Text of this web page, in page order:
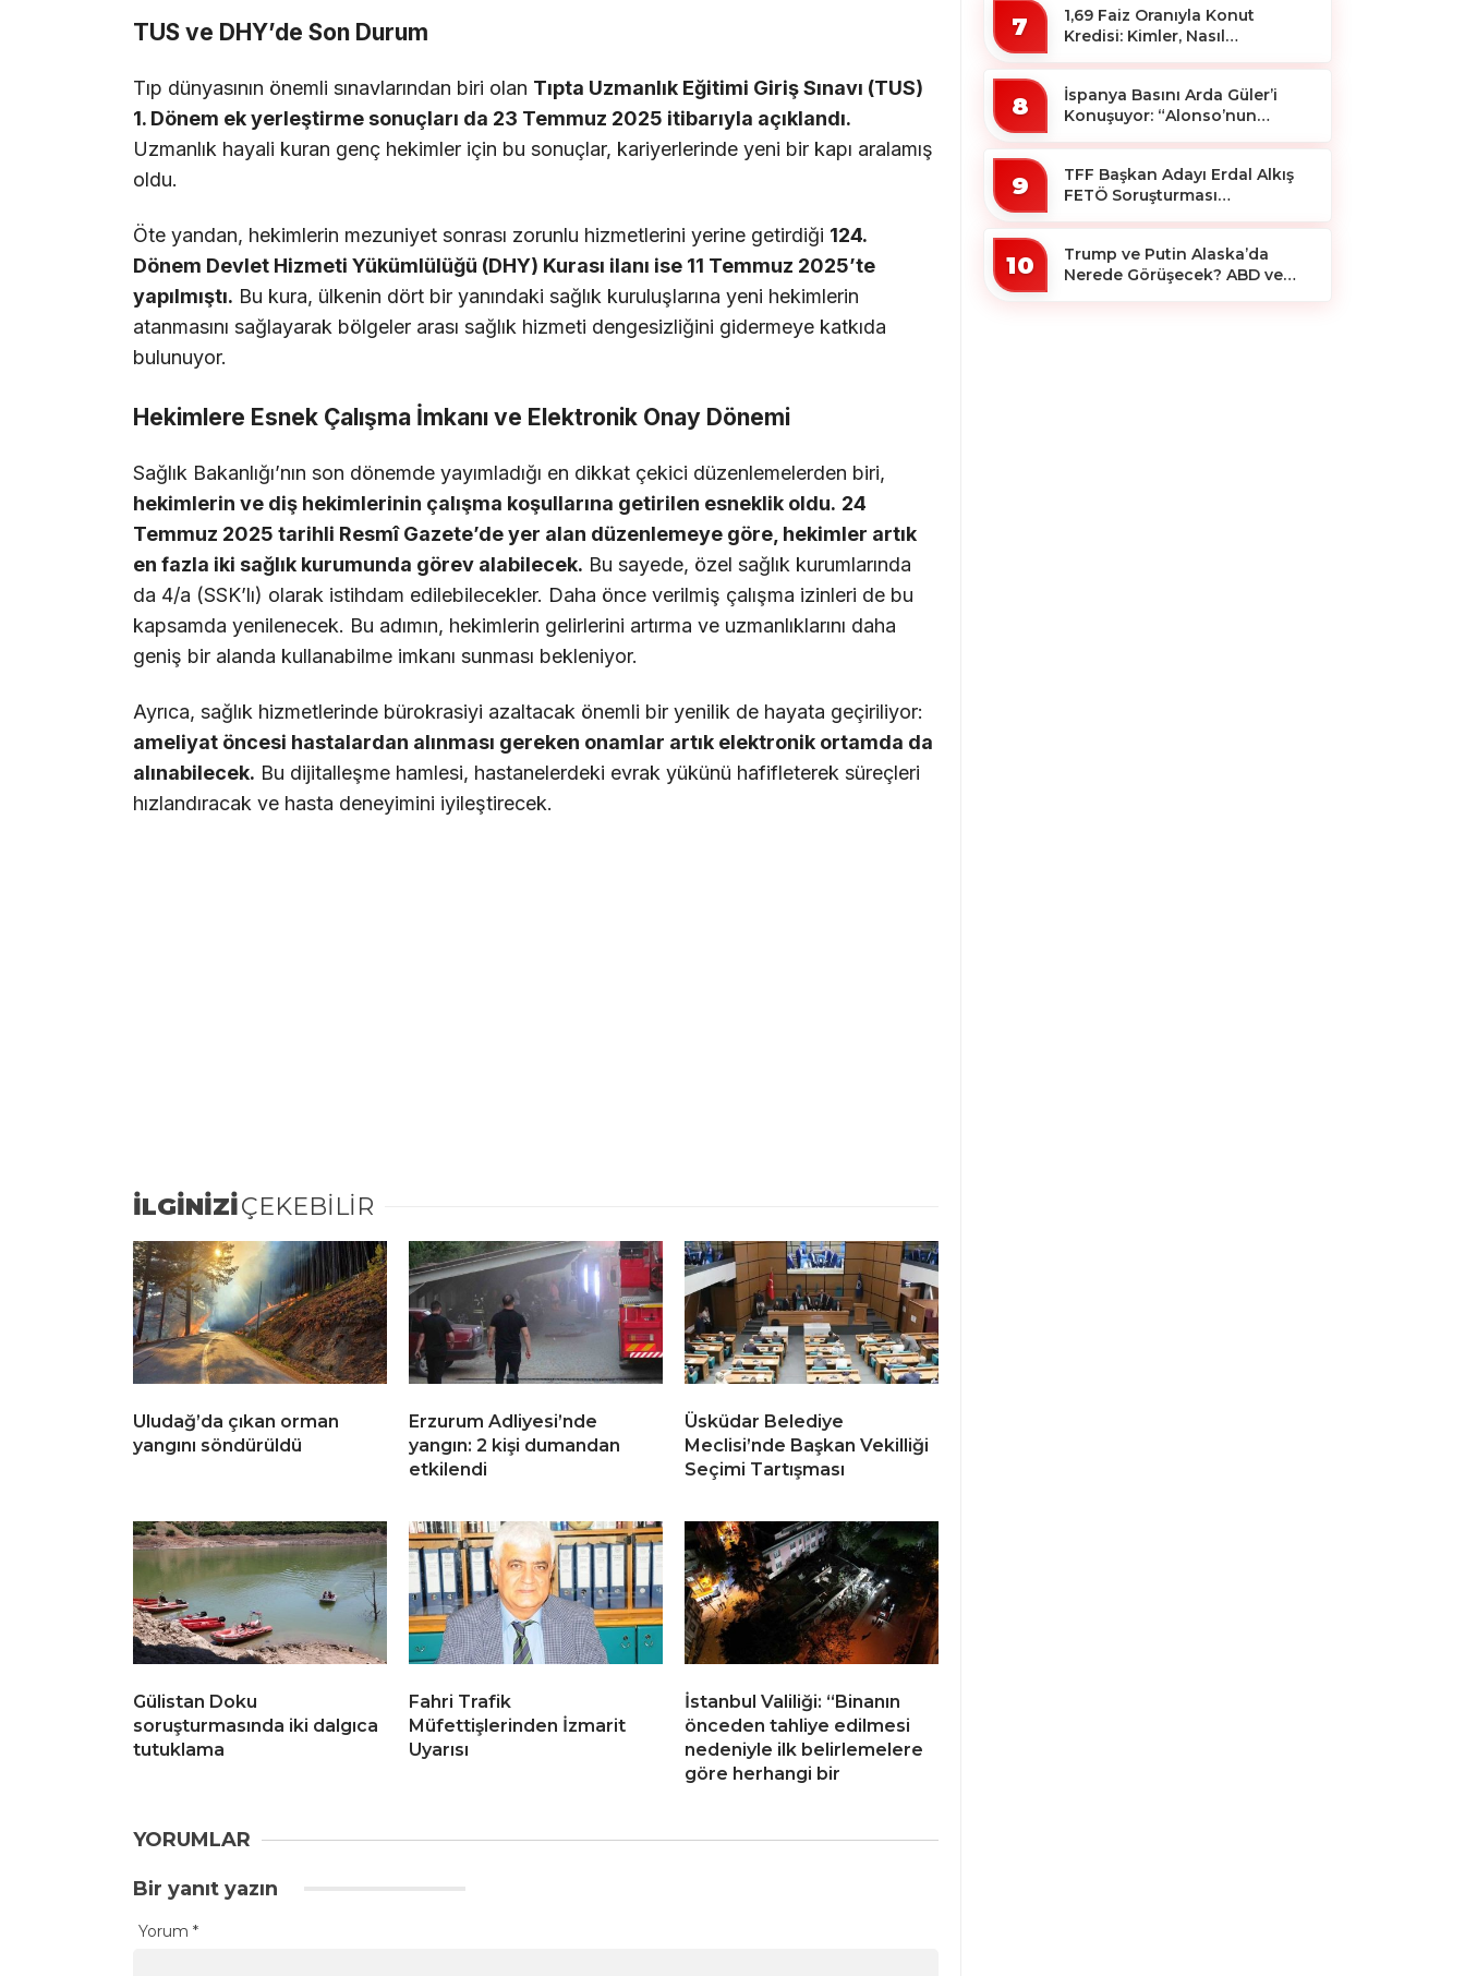
TUS ve DHY’de Son Durum
Tıp dünyasının önemli sınavlarından biri olan Tıpta Uzmanlık Eğitimi Giriş Sınavı (TUS)
1. Dönem ek yerleştirme sonuçları da 23 Temmuz 2025 itibarıyla açıklandı.
Uzmanlık hayali kuran genç hekimler için bu sonuçlar, kariyerlerinde yeni bir kapı aralamış
oldu.
Öte yandan, hekimlerin mezuniyet sonrası zorunlu hizmetlerini yerine getirdiği 124.
Dönem Devlet Hizmeti Yükümlülüğü (DHY) Kurası ilanı ise 11 Temmuz 2025’te
yapılmıştı. Bu kura, ülkenin dört bir yanındaki sağlık kuruluşlarına yeni hekimlerin
atanmasını sağlayarak bölgeler arası sağlık hizmeti dengesizliğini gidermeye katkıda
bulunuyor.
Hekimlere Esnek Çalışma İmkanı ve Elektronik Onay Dönemi
Sağlık Bakanlığı’nın son dönemde yayımladığı en dikkat çekici düzenlemelerden biri,
hekimlerin ve diş hekimlerinin çalışma koşullarına getirilen esneklik oldu. 24
Temmuz 2025 tarihli Resmî Gazete’de yer alan düzenlemeye göre, hekimler artık
en fazla iki sağlık kurumunda görev alabilecek. Bu sayede, özel sağlık kurumlarında
da 4/a (SSK’lı) olarak istihdam edilebilecekler. Daha önce verilmiş çalışma izinleri de bu
kapsamda yenilenecek. Bu adımın, hekimlerin gelirlerini artırma ve uzmanlıklarını daha
geniş bir alanda kullanabilme imkanı sunması bekleniyor.
Ayrıca, sağlık hizmetlerinde bürokrasiyi azaltacak önemli bir yenilik de hayata geçiriliyor:
ameliyat öncesi hastalardan alınması gereken onamlar artık elektronik ortamda da
alınabilecek. Bu dijitalleşme hamlesi, hastanelerdeki evrak yükünü hafifleterek süreçleri
hızlandıracak ve hasta deneyimini iyileştirecek.
İLGİNİZİÇEKEBİLİR
Uludağ’da çıkan orman
yangını söndürüldü
Erzurum Adliyesi’nde
yangın: 2 kişi dumandan
etkilendi
Üsküdar Belediye
Meclisi’nde Başkan Vekilliği
Seçimi Tartışması
Gülistan Doku
soruşturmasında iki dalgıca
tutuklama
Fahri Trafik
Müfettişlerinden İzmarit
Uyarısı
İstanbul Valiliği: “Binanın
önceden tahliye edilmesi
nedeniyle ilk belirlemelere
göre herhangi bir
YORUMLAR
Bir yanıt yazın
Yorum *
7
1,69 Faiz Oranıyla Konut
Kredisi: Kimler, Nasıl
8
İspanya Basını Arda Güler’i
Konuşuyor: “Alonso’nun
9
TFF Başkan Adayı Erdal Alkış
FETÖ Soruşturması
10
Trump ve Putin Alaska’da
Nerede Görüşecek? ABD ve